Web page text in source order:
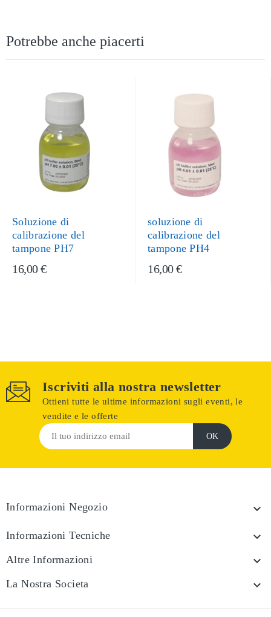
Potrebbe anche piacerti
Soluzione di
calibrazione del
tampone PH7
16,00 €
soluzione di
calibrazione del
tampone PH4
16,00 €
Iscriviti alla nostra newsletter
Ottieni tutte le ultime informazioni sugli eventi, le
vendite e le offerte
Informazioni Negozio 
Informazioni Tecniche 
Altre Informazioni 
La Nostra Societa 